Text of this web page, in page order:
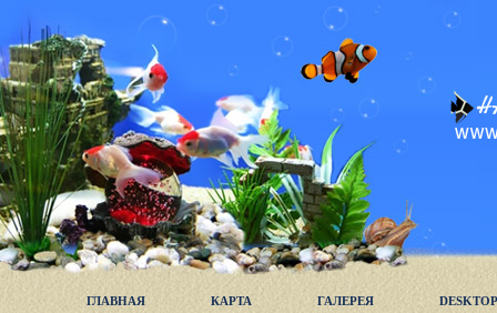
ГЛАВНАЯ КАРТА ГАЛЕРЕЯ
DESKTOP